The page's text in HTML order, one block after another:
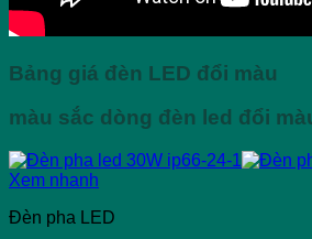
Bảng giá đèn LED đổi màu
màu sắc dòng đèn led đổi
Xem nhanh
Đèn pha LED